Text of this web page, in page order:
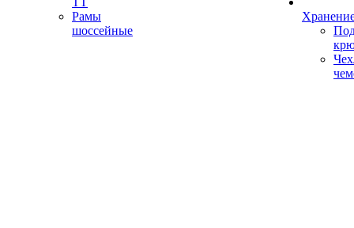
Рамы
шоссейные